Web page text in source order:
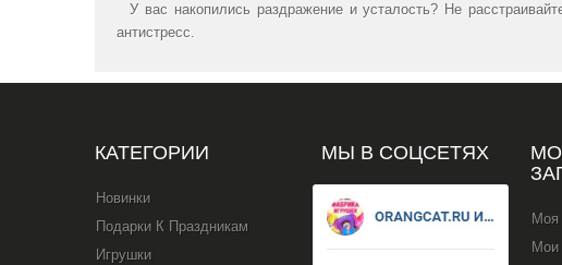
У вас накопились раздражение и усталость? Не
антистресс.
КАТЕГОРИИ
Новинки
Подарки К Праздникам
Игрушки
МЫ В СОЦСЕТЯХ
Моя
Мои